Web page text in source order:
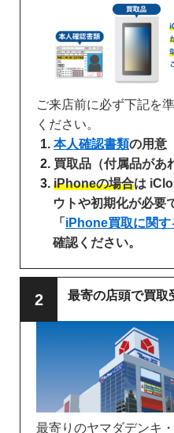
ご来店前に必ず下記を
ください。
本人確認書類の用意
買取品（付属品があ
iPhoneの場合は
ウトや初期化が必要
「 iPhone買取に関す
確認ください。
最寄の店頭で買取
最寄りのヤマダデンキ